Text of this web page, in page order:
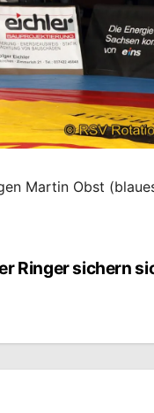
Martin Obst
Ringer sichern